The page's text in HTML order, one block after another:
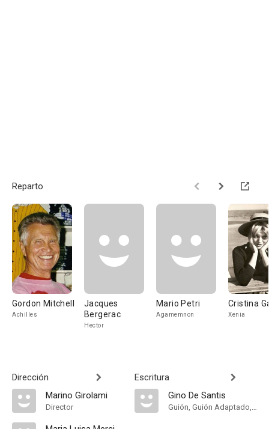
Reparto
Gordon Mitchell
Achilles
Jacques
Bergerac
Hector
Mario Petri
Agamemnon
Cristina
Xenia
Dirección
Marino Girolami
Director
Escritura
Gino De Santis
Guión, Guión Adaptado, Historia